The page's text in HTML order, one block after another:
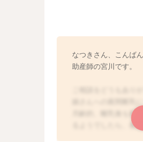
なつきさん、こんば
助産師の宮川です。
月齢的、離乳食も順
るようでしたら、夜